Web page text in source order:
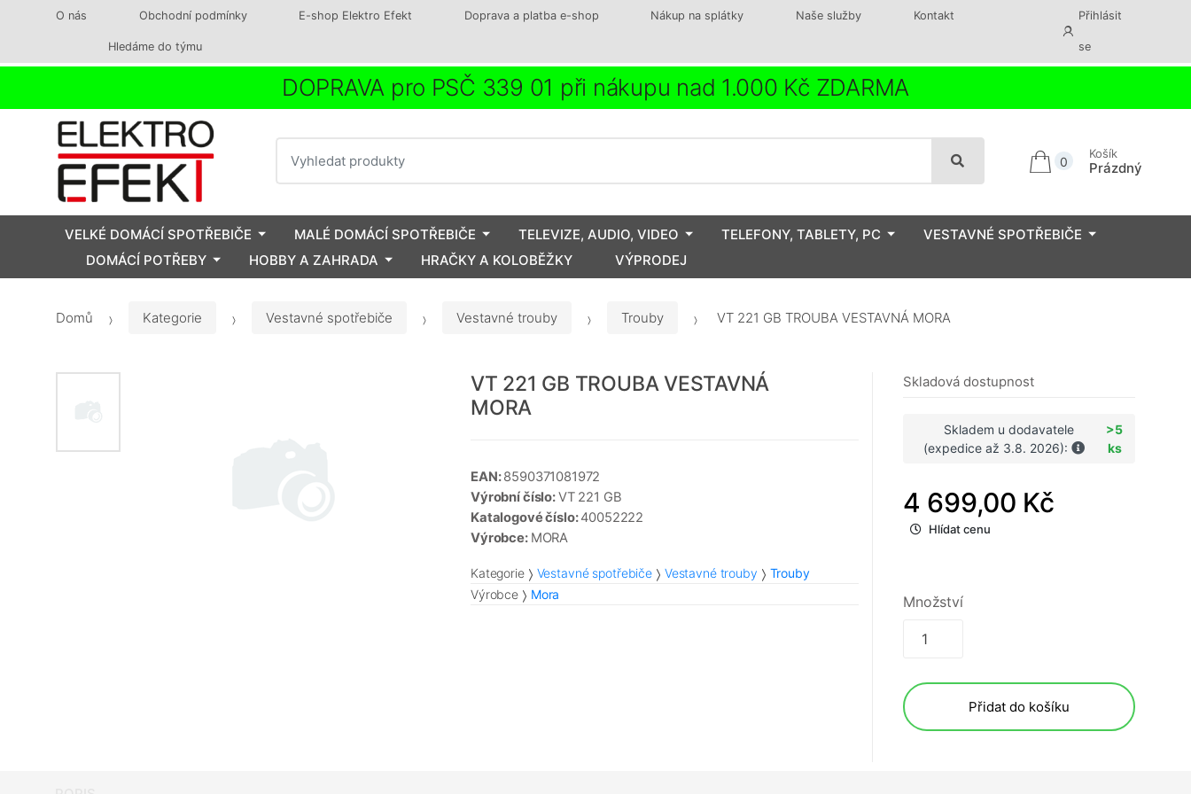
O nás Obchodní podmínky E-shop Elektro Efekt Doprava a platba e-shop Nákup na splátky Naše služby Kontakt
Hledáme do týmu
Přihlásit
se
DOPRAVA pro PSČ 339 01 při nákupu nad 1.000 Kč ZDARMA
0
Košík
Prázdný
VELKÉ DOMÁCÍ SPOTŘEBIČE MALÉ DOMÁCÍ SPOTŘEBIČE TELEVIZE, AUDIO, VIDEO TELEFONY, TABLETY, PC
VESTAVNÉ SPOTŘEBIČE
DOMÁCÍ POTŘEBY
HOBBY A ZAHRADA HRAČKY A KOLOBĚŽKY VÝPRODEJ
Domů Kategorie Vestavné spotřebiče Vestavné trouby Trouby VT 221 GB TROUBA VESTAVNÁ MORA
VT 221 GB TROUBA VESTAVNÁ
MORA
EAN:8590371081972
Výrobní číslo:VT 221 GB
Katalogové číslo:40052222
Výrobce: MORA
Kategorie Vestavné spotřebiče Vestavné trouby
Trouby
Výrobce
Mora
Skladová dostupnost
Skladem u dodavatele
(expedice až 3.8. 2026):
>5
ks
4 699,00 Kč
Hlídat cenu
Množství
Přidat do košíku